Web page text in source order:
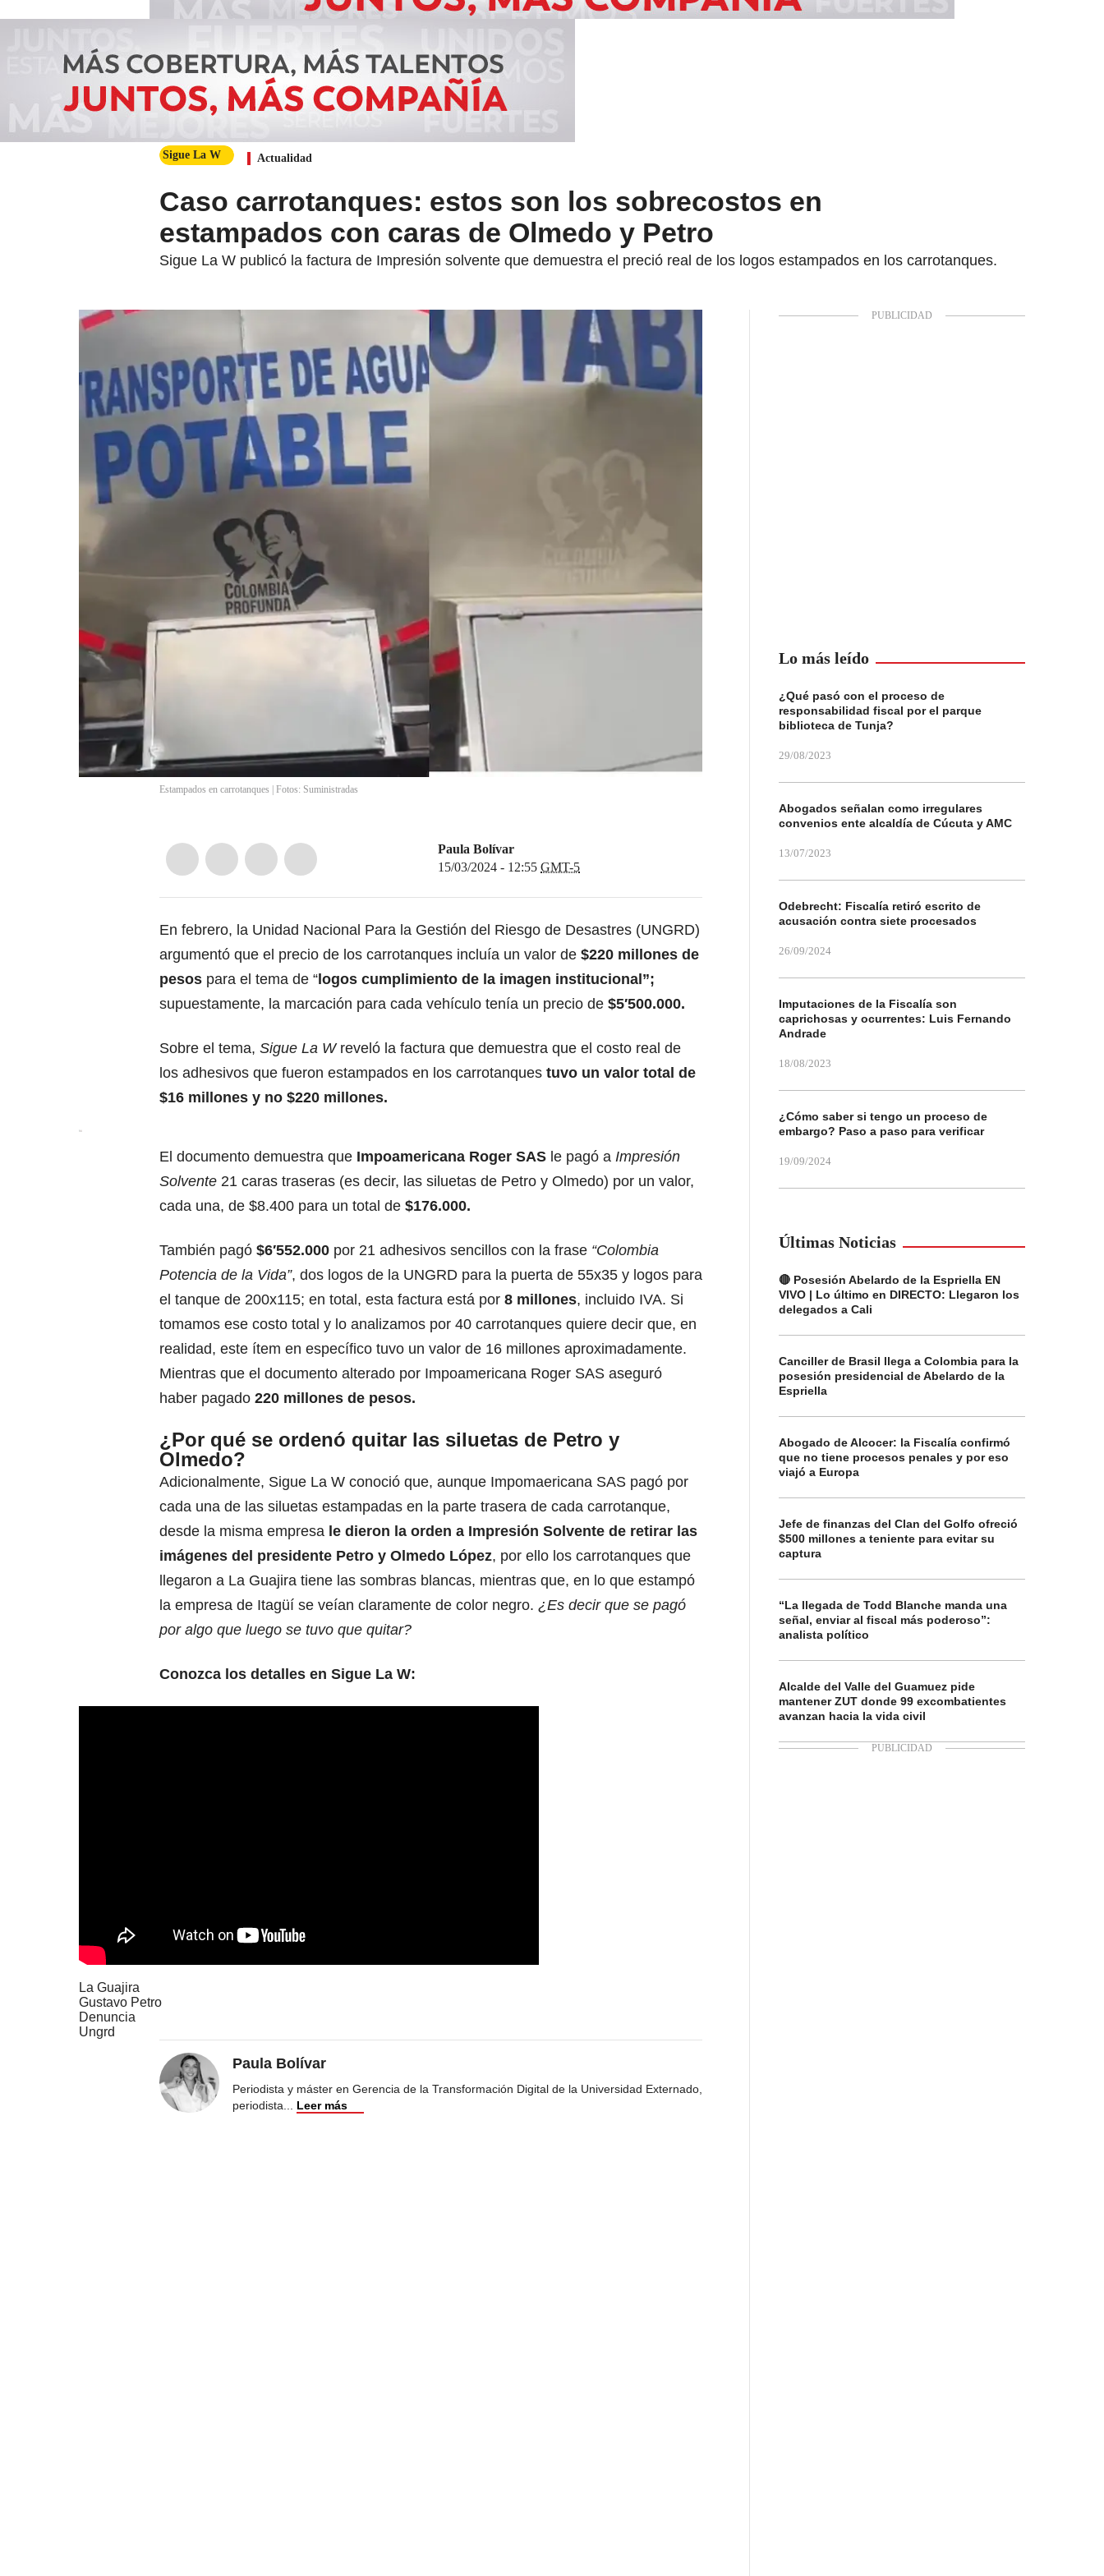
Sigue La W Actualidad
Caso carrotanques: estos son los sobrecostos en
estampados con caras de Olmedo y Petro
Sigue La W publicó la factura de Impresión solvente que demuestra el preció real de los logos estampados en los carrotanques.
Estampados en carrotanques | Fotos: Suministradas
Paula Bolívar
15/03/2024 - 12:55 GMT-5
En febrero, la Unidad Nacional Para la Gestión del Riesgo de Desastres (UNGRD)
argumentó que el precio de los carrotanques incluía un valor de $220 millones de
pesos para el tema de “ logos cumplimiento de la imagen institucional”;
supuestamente, la marcación para cada vehículo tenía un precio de $5′500.000.
Sobre el tema, Sigue La Wreveló la factura que demuestra que el costo real de
los adhesivos que fueron estampados en los carrotanques tuvo un valor total de
$16 millones y no $220 millones.
El documento demuestra que Impoamericana Roger SAS le pagó a Impresión
Solvente 21 caras traseras (es decir, las siluetas de Petro y Olmedo) por un valor,
cada una, de $8.400 para un total de $176.000.
También pagó $6′552.000 por 21 adhesivos sencillos con la frase “Colombia
Potencia de la Vida”, dos logos de la UNGRD para la puerta de 55x35 y logos para
el tanque de 200x115; en total, esta factura está por 8 millones, incluido IVA. Si
tomamos ese costo total y lo analizamos por 40 carrotanques quiere decir que, en
realidad, este ítem en específico tuvo un valor de 16 millones aproximadamente.
Mientras que el documento alterado por Impoamericana Roger SAS aseguró
haber pagado 220 millones de pesos.
¿Por qué se ordenó quitar las siluetas de Petro y
Olmedo?
Adicionalmente, Sigue La W conoció que, aunque Impomaericana SAS pagó por
cada una de las siluetas estampadas en la parte trasera de cada carrotanque,
desde la misma empresa le dieron la orden a Impresión Solvente de retirar las
imágenes del presidente Petro y Olmedo López, por ello los carrotanques que
llegaron a La Guajira tiene las sombras blancas, mientras que, en lo que estampó
la empresa de Itagüí se veían claramente de color negro. ¿Es decir que se pagó
por algo que luego se tuvo que quitar?
Conozca los detalles en Sigue La W:
La Guajira
Gustavo Petro
Denuncia
Ungrd
Paula Bolívar
Periodista y máster en Gerencia de la Transformación Digital de la Universidad Externado,
periodista... Leer más
Lo más leído
¿Qué pasó con el proceso de
responsabilidad fiscal por el parque
biblioteca de Tunja?
29/08/2023
Abogados señalan como irregulares
convenios ente alcaldía de Cúcuta y AMC
13/07/2023
Odebrecht: Fiscalía retiró escrito de
acusación contra siete procesados
26/09/2024
Imputaciones de la Fiscalía son
caprichosas y ocurrentes: Luis Fernando
Andrade
18/08/2023
¿Cómo saber si tengo un proceso de
embargo? Paso a paso para verificar
19/09/2024
Últimas Noticias
🔴 Posesión Abelardo de la Espriella EN
VIVO | Lo último en DIRECTO: Llegaron los
delegados a Cali
Canciller de Brasil llega a Colombia para la
posesión presidencial de Abelardo de la
Espriella
Abogado de Alcocer: la Fiscalía confirmó
que no tiene procesos penales y por eso
viajó a Europa
Jefe de finanzas del Clan del Golfo ofreció
$500 millones a teniente para evitar su
captura
“La llegada de Todd Blanche manda una
señal, enviar al fiscal más poderoso”:
analista político
Alcalde del Valle del Guamuez pide
mantener ZUT donde 99 excombatientes
avanzan hacia la vida civil